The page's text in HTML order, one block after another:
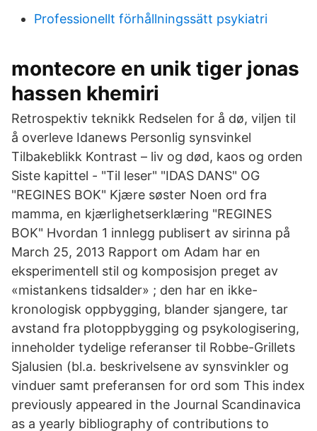
Professionellt förhållningssätt psykiatri
montecore en unik tiger jonas
hassen khemiri
Retrospektiv teknikk Redselen for å dø, viljen til
å overleve Idanews Personlig synsvinkel
Tilbakeblikk Kontrast – liv og død, kaos og orden
Siste kapittel - "Til leser" "IDAS DANS" OG
"REGINES BOK" Kjære søster Noen ord fra
mamma, en kjærlighetserklæring "REGINES
BOK" Hvordan 1 innlegg publisert av sirinna på
March 25, 2013 Rapport om Adam har en
eksperimentell stil og komposisjon preget av
«mistankens tidsalder» ; den har en ikke-
kronologisk oppbygging, blander sjangere, tar
avstand fra plotoppbygging og psykologisering,
inneholder tydelige referanser til Robbe-Grillets
Sjalusien (bl.a. beskrivelsene av synsvinkler og
vinduer samt preferansen for ord som This index
previously appeared in the Journal Scandinavica
as a yearly bibliography of contributions to